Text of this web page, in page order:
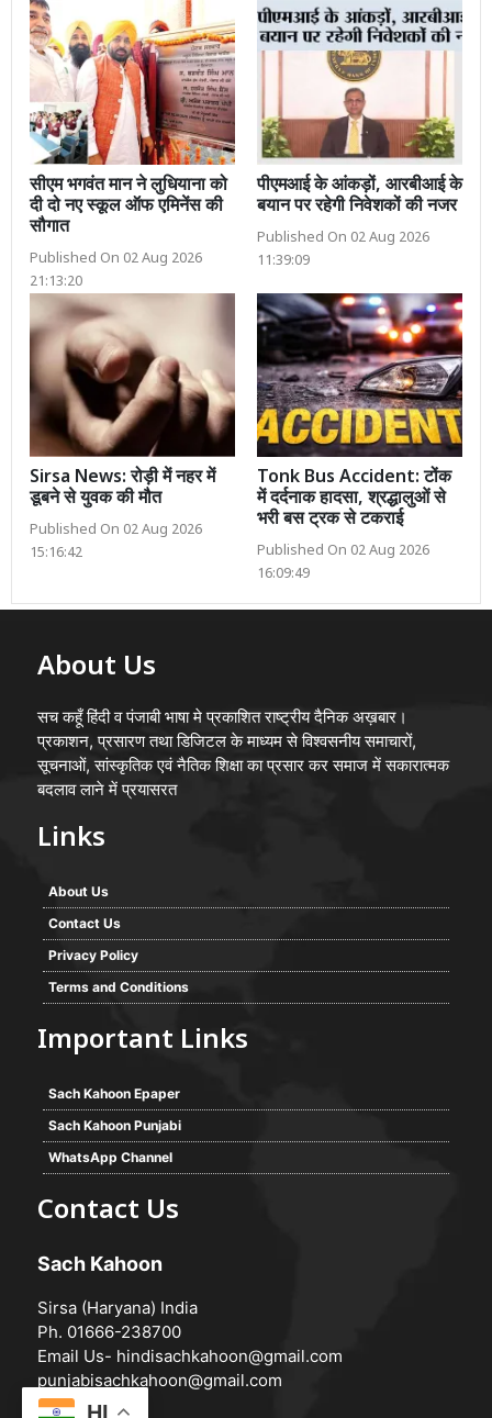
सीएम भगवंत मान ने लुधियाना को
दी दो नए स्कूल ऑफ एमिनेंस की
सौगात
Published On 02 Aug 2026
21:13:20
पीएमआई के आंकड़ों, आरबीआई के
बयान पर रहेगी निवेशकों की नजर
Published On 02 Aug 2026
11:39:09
Sirsa News: रोड़ी में नहर में
डूबने से युवक की मौत
Published On 02 Aug 2026
15:16:42
Tonk Bus Accident: टोंक
में दर्दनाक हादसा, श्रद्धालुओं से
भरी बस ट्रक से टकराई
Published On 02 Aug 2026
16:09:49
About Us
सच कहूँ हिंदी व पंजाबी भाषा मे प्रकाशित राष्ट्रीय दैनिक अख़बार।
प्रकाशन, प्रसारण तथा डिजिटल के माध्यम से विश्वसनीय समाचारों,
सूचनाओं, सांस्कृतिक एवं नैतिक शिक्षा का प्रसार कर समाज में सकारात्मक
बदलाव लाने में प्रयासरत
Links
About Us
Contact Us
Privacy Policy
Terms and Conditions
Important Links
Sach Kahoon Epaper
Sach Kahoon Punjabi
WhatsApp Channel
Contact Us
Sach Kahoon
Sirsa (Haryana) India
Ph. 01666-238700
Email Us- hindisachkahoon@gmail.com
punjabisachkahoon@gmail.com
HI